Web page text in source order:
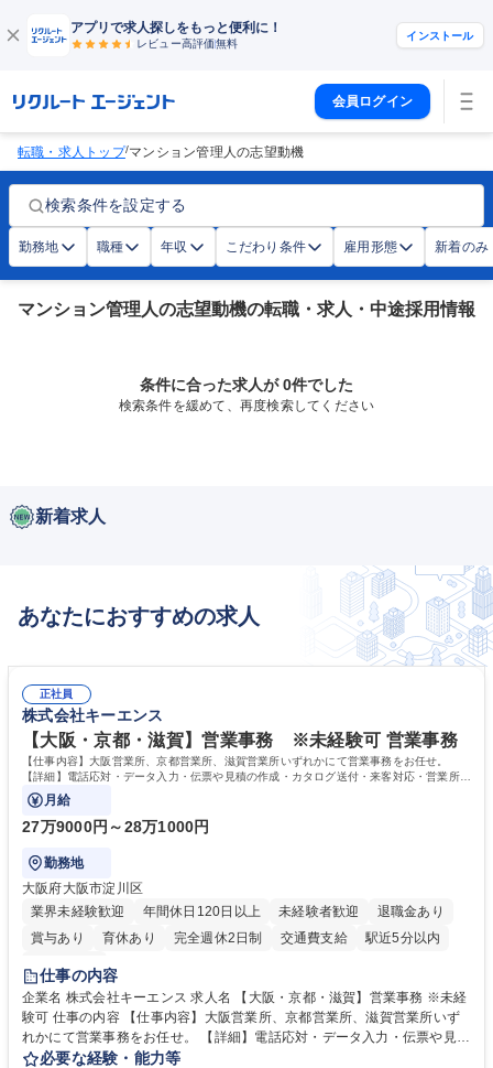
アプリで求人探しをもっと便利に！
レビュー高評価無料
インストール
会員ログイン
転職・求人トップ/マンション管理人の志望動機
検索条件を設定する
勤務地 職種 年収 こだわり条件 雇用形態 新着のみ
マンション管理人の志望動機の転職・求人・中途採用情報
条件に合った求人が 0件でした
検索条件を緩めて、再度検索してください
新着求人
あなたにおすすめの求人
正社員
株式会社キーエンス
【大阪・京都・滋賀】営業事務 ※未経験可 営業事務
【仕事内容】大阪営業所、京都営業所、滋賀営業所いずれかにて営業事務をお任せ。
【詳細】電話応対・データ入力・伝票や見積の作成・カタログ送付・来客対応・営業所内
で発生する事務業務や業務改善をお任せ。
月給
27万9000円～28万1000円
勤務地
大阪府大阪市淀川区
業界未経験歓迎
年間休日120日以上 未経験者歓迎
退職金あり
賞与あり
育休あり 完全週休2日制 交通費支給
駅近5分以内
土日祝休み
仕事の内容
企業名 株式会社キーエンス 求人名 【大阪・京都・滋賀】営業事務 ※未経
験可 仕事の内容 【仕事内容】大阪営業所、京都営業所、滋賀営業所いず
れかにて営業事務をお任せ。 【詳細】電話応対・データ入力・伝票や見積
の作成・カタログ送付・来客対応・営業所内で発生する事務業務や業務改
必要な経験・能力等